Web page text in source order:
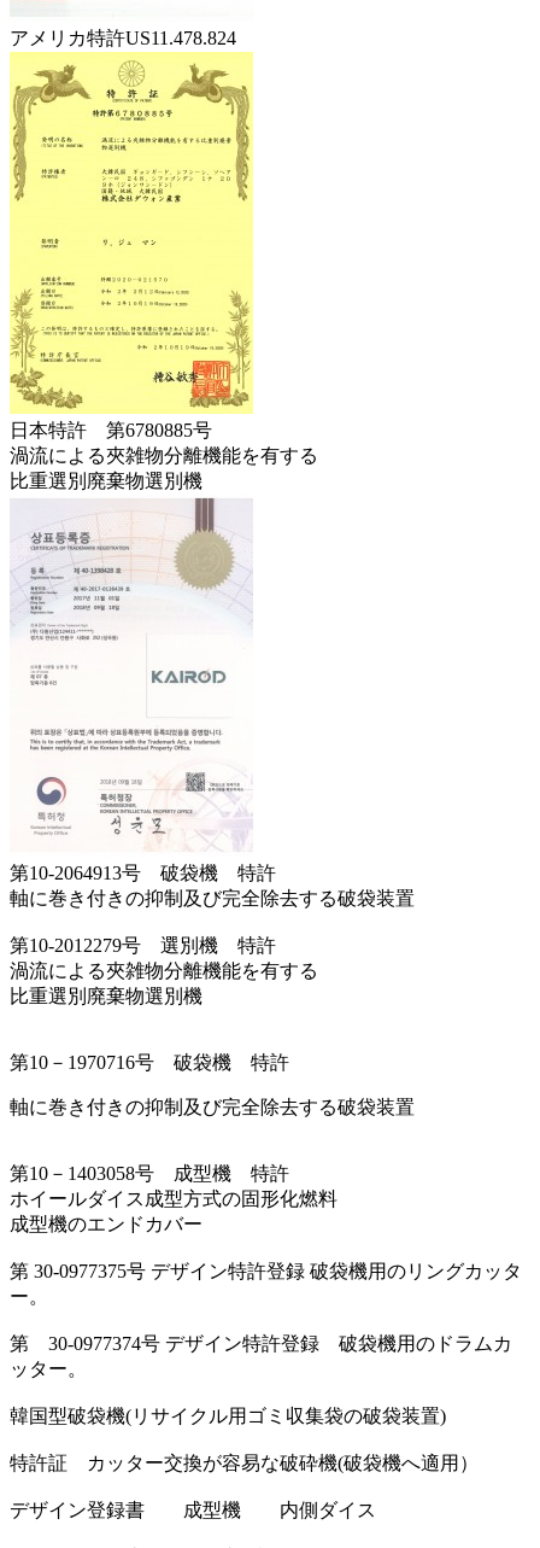
アメリカ特許US11.478.824
日本特許 第6780885号
渦流による夾雑物分離機能を有する
比重選別廃棄物選別機
第10-2064913号 破袋機 特許
軸に巻き付きの抑制及び完全除去する破袋装置
第10-2012279号 選別機 特許
渦流による夾雑物分離機能を有する
比重選別廃棄物選別機
第10－1970716号 破袋機 特許
軸に巻き付きの抑制及び完全除去する破袋装置
第10－1403058号 成型機 特許
ホイールダイス成型方式の固形化燃料
成型機のエンドカバー
第 30-0977375号 デザイン特許登録 破袋機用のリングカッタ
ー。
第 30-0977374号 デザイン特許登録 破袋機用のドラムカ
ッター。
韓国型破袋機(リサイクル用ゴミ収集袋の破袋装置)
特許証 カッター交換が容易な破砕機(破袋機へ適用）
デザイン登録書 成型機 内側ダイス